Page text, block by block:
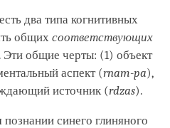
два типа когнитивных
общих соответствующих
Эти общие черты: (1) объект
аспект (rnam-pa),
источник (rdzas).
синего глиняного